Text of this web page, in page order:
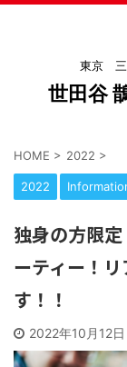
東京 三
世田谷
HOME > 2022 >
2022
独身の方限
ーティー！
す！！
2022年10月12日